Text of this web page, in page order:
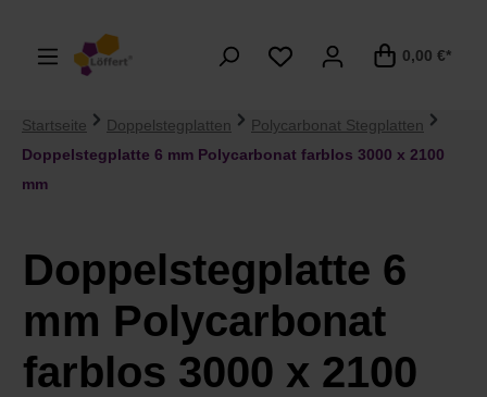
0,00 €*
Startseite Doppelstegplatten
Polycarbonat Stegplatten
Doppelstegplatte 6 mm Polycarbonat farblos 3000 x 2100
mm
Doppelstegplatte 6
mm Polycarbonat
farblos 3000 x 2100